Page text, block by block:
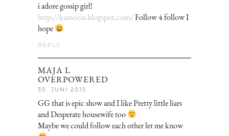
i adore gossip girl!
http://kamocia.blogspot.com/Follow 4 follow I
hope
REPLY
MAJA L
OVERPOWERED
30. JUNI 2015
GG that is epic show and I like Pretty little liars
and Desperate housewife too
Maybe we could follow each other let me know